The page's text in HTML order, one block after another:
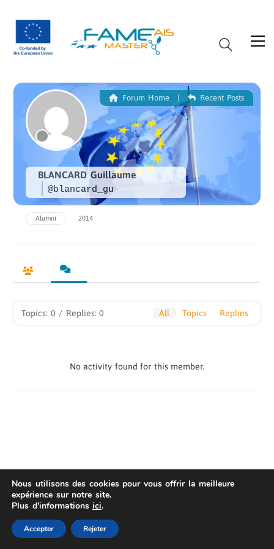
BLANCARD Guillaume
@blancard_gu
Forum Home| Recent Posts
Alumni 2014
Topics: 0 / Replies: 0 All Topics Replies
No activity found for this member.
&nbsp;
Privacy Statement| © Copyright 2022 Fame
Nous utilisons des cookies pour vous offrir la meilleure
expérience sur notre site.
Plus d'informations ici.
Accepter Rejeter